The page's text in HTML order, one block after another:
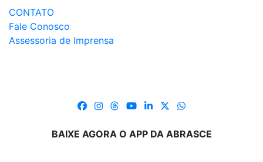
CONTATO
Fale Conosco
Assessoria de Imprensa
BAIXE AGORA O APP DA ABRASCE